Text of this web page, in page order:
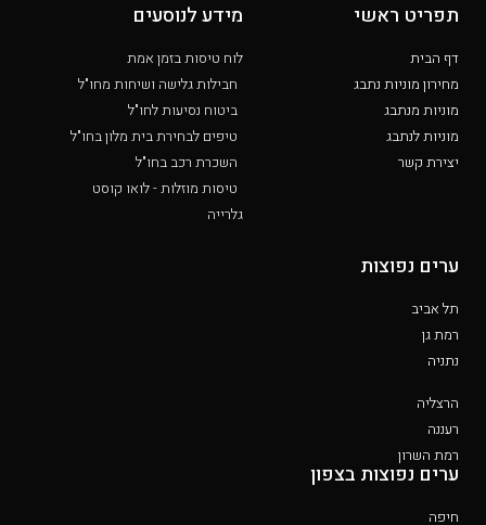
תפריט ראשי
דף הבית
מחירון מוניות נתבג
מוניות מנתבג
מוניות לנתבג
יצירת קשר
מידע לנוסעים
לוח טיסות בזמן אמת
חבילות גלישה ושיחות מחו"ל
ביטוח נסיעות לחו"ל
טיפים לבחירת בית מלון בחו"ל
השכרת רכב בחו"ל
טיסות מוזלות - לואו קוסט
גלרייה
ערים נפוצות
תל אביב
רמת גן
נתניה
הרצליה
רעננה
רמת השרון
ערים נפוצות בצפון
חיפה